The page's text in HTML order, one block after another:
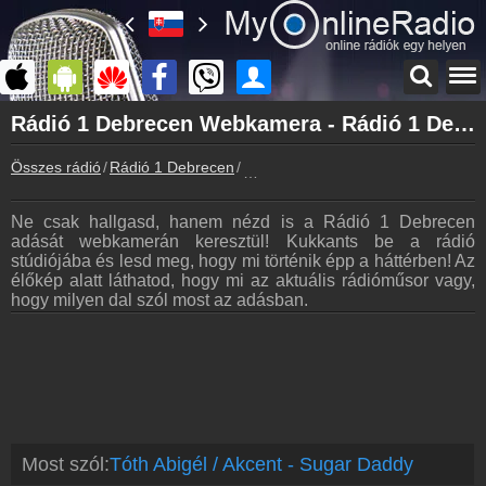
Főoldal
myonlineradio.hu
Rádió 1 Debrecen
Bejelentkezés
Hozz létre saját fiókot!
Most szól
Tudd meg mi szólt eddig
Hírek
Rádió 1 Debrecen kapcsolatos hírek
Rádió 1 Debrecen Webkamera - Rádió 1 Debrecen Élőkép - Rádió 1 Debrecen Youtube
Összes rádió Rádió 1 Debrecen
Ne csak hallgasd, hanem nézd is a Rádió 1 Debrecen
adását webkamerán keresztül! Kukkants be a rádió
stúdiójába és lesd meg, hogy mi történik épp a háttérben! Az
élőkép alatt láthatod, hogy mi az aktuális rádióműsor vagy,
hogy milyen dal szól most az adásban.
Most szól:Tóth Abigél / Akcent - Sugar Daddy